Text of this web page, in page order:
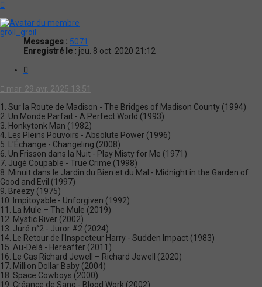
groil_groil
Messages : 5071
Enregistré le : jeu. 8 oct. 2020 21:12
mar. 29 avr. 2025 13:51
1. Sur la Route de Madison - The Bridges of Madison County (1994)
2. Un Monde Parfait - A Perfect World (1993)
3. Honkytonk Man (1982)
4. Les Pleins Pouvoirs - Absolute Power (1996)
5. L'Échange - Changeling (2008)
6. Un Frisson dans la Nuit - Play Misty for Me (1971)
7. Jugé Coupable - True Crime (1998)
8. Minuit dans le Jardin du Bien et du Mal - Midnight in the Garden of
Good and Evil (1997)
9. Breezy (1975)
10. Impitoyable - Unforgiven (1992)
11. La Mule – The Mule (2019)
12. Mystic River (2002)
13. Juré n°2 - Juror #2 (2024)
14. Le Retour de l'Inspecteur Harry - Sudden Impact (1983)
15. Au-Delà - Hereafter (2011)
16. Le Cas Richard Jewell – Richard Jewell (2020)
17. Million Dollar Baby (2004)
18. Space Cowboys (2000)
19. Créance de Sang - Blood Work (2002)